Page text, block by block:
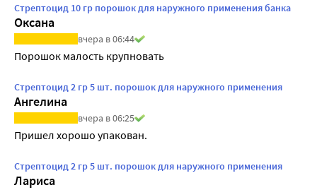
Стрептоцид 10 гр порошок для наружного применения банка
Оксана
вчера в 06:44
Порошок малость крупновать
Стрептоцид 2 гр 5 шт. порошок для наружного применения
Ангелина
вчера в 06:25
Пришел хорошо упакован.
Стрептоцид 2 гр 5 шт. порошок для наружного применения
Лариса